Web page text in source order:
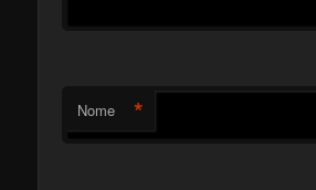
Nome *